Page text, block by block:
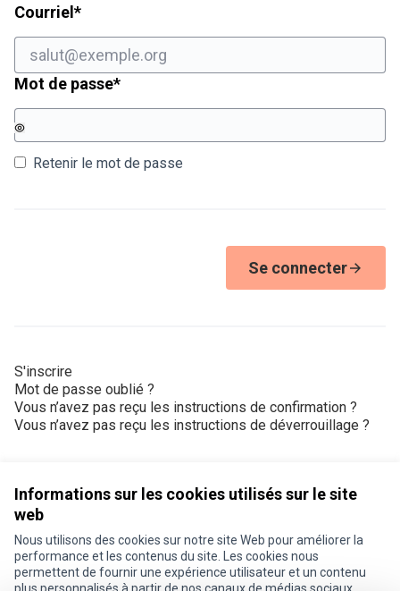
Informations sur les cookies utilisés sur le site
web
Nous utilisons des cookies sur notre site Web pour améliorer la
performance et les contenus du site. Les cookies nous
permettent de fournir une expérience utilisateur et un contenu
Courriel *Champ obligatoire
Mot de passe*Champ obligatoire
Retenir le mot de passe
Se connecter
S'inscrire
Mot de passe oublié ?
Vous n’avez pas reçu les instructions de confirmation ?
Vous n’avez pas reçu les instructions de déverrouillage ?
Conditions d'utilisation
Paramètres des cookies
Je participe ! sur X
Je participe ! sur Facebook
Je participe ! sur Instagram